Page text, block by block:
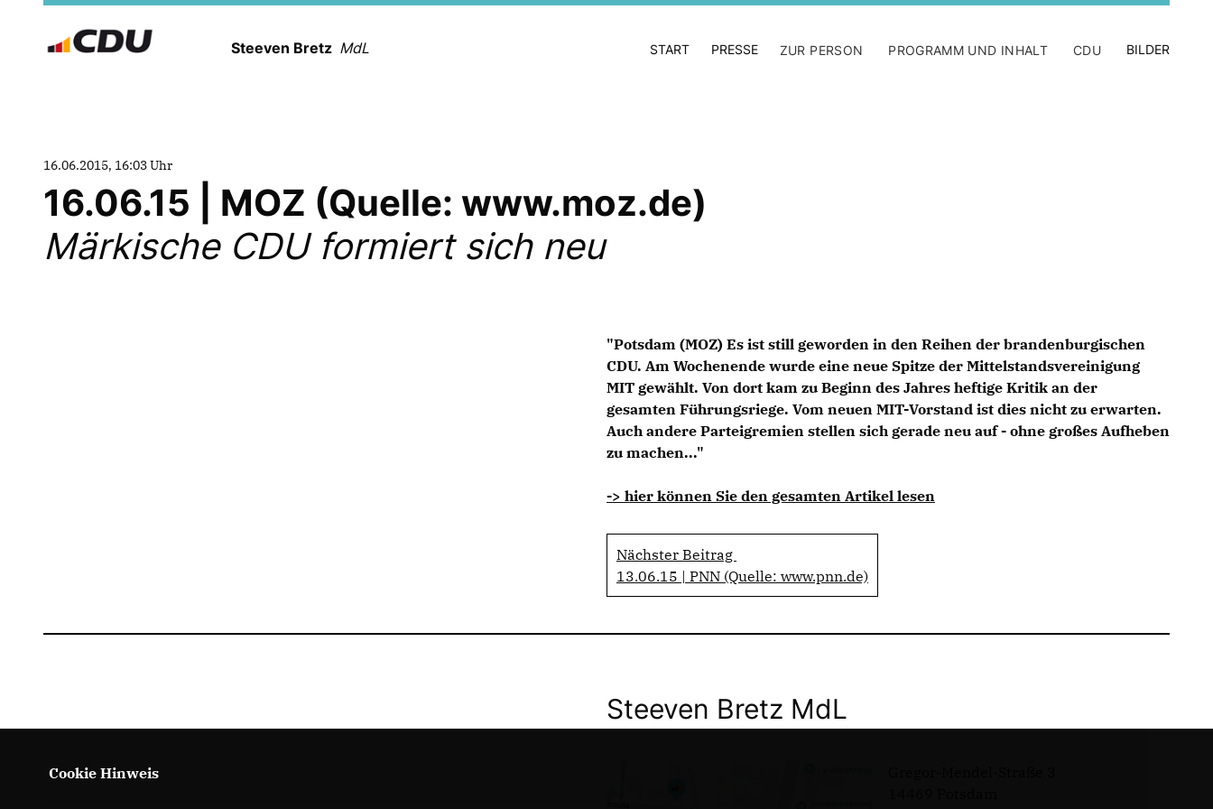
Steeven Bretz MdL START PRESSE ZUR PERSON PROGRAMM UND INHALT CDU BILDER
16.06.2015, 16:03 Uhr
16.06.15 | MOZ (Quelle: www.moz.de)
Märkische CDU formiert sich neu
"Potsdam (MOZ) Es ist still geworden in den Reihen der brandenburgischen
CDU. Am Wochenende wurde eine neue Spitze der Mittelstandsvereinigung
MIT gewählt. Von dort kam zu Beginn des Jahres heftige Kritik an der
gesamten Führungsriege. Vom neuen MIT-Vorstand ist dies nicht zu erwarten.
Auch andere Parteigremien stellen sich gerade neu auf - ohne großes Aufheben
zu machen..."
-> hier können Sie den gesamten Artikel lesen
Nächster Beitrag
13.06.15 | PNN (Quelle: www.pnn.de)
Steeven Bretz MdL
Cookie Hinweis